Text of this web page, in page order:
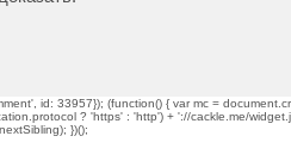
id: 33957}); (function() { var mc =
? 'https' : 'http') + '://cackle.me/
})();